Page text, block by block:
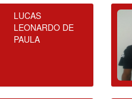
LUCAS
LEONARDO DE
PAULA